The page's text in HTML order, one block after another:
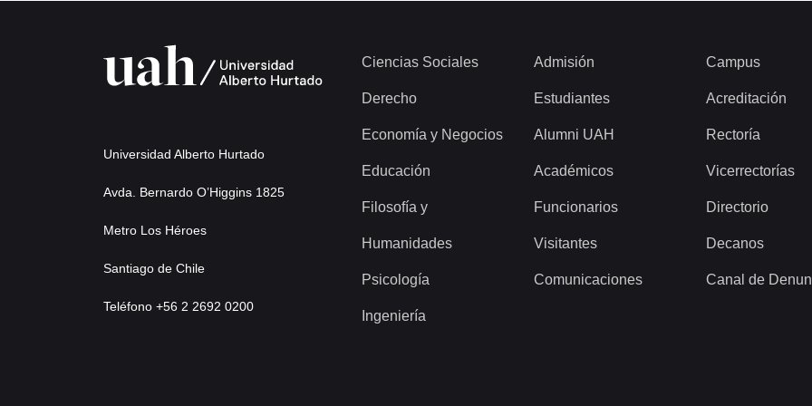
Universidad Alberto Hurtado
Avda. Bernardo O’Higgins 1825
Metro Los Héroes
Santiago de Chile
Teléfono +56 2 2692 0200
Ciencias Sociales
Derecho
Economía y Negocios
Educación
Filosofía y
Humanidades
Psicología
Ingeniería
Admisión
Estudiantes
Alumni UAH
Académicos
Funcionarios
Visitantes
Comunicaciones
Campus
Acreditación
Rectoría
Vicerrectorías
Directorio
Decanos
Canal de